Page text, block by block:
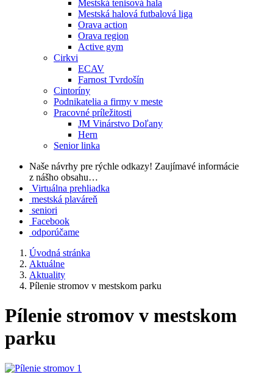
Mestská tenisová hala
Mestská halová futbalová liga
Orava action
Orava region
Active gym
Cirkvi
ECAV
Farnost Tvrdošín
Cintoríny
Podnikatelia a firmy v meste
Pracovné príležitosti
JM Vinárstvo Doľany
Hern
Senior linka
Naše návrhy pre rýchle odkazy! Zaujímavé informácie
z nášho obsahu…
Virtuálna prehliadka
mestská plaváreň
seniori
Facebook
odporúčame
Úvodná stránka
Aktuálne
Aktuality
Pílenie stromov v mestskom parku
Pílenie stromov v mestskom
parku